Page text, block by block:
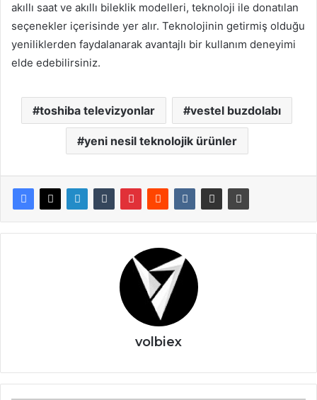
akıllı saat ve akıllı bileklik modelleri, teknoloji ile donatılan
seçenekler içerisinde yer alır. Teknolojinin getirmiş olduğu
yeniliklerden faydalanarak avantajlı bir kullanım deneyimi
elde edebilirsiniz.
toshiba televizyonlar vestel buzdolabı
yeni nesil teknolojik ürünler
volbiex